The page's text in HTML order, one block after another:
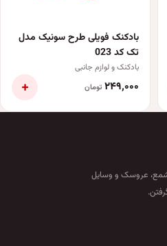
بادکنک فویلی طرح سونیک مدل
تک کد 023
بادکنک و لوازم جانبی
۲۴۹٬۰۰۰ تومان +
شمع، عروسک و وسایل